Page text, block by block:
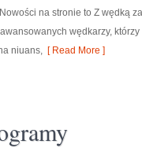
na stronie to Z wędką
wędkarzy,
niuans, [ Read More ]